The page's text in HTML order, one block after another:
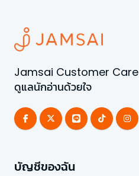
Jamsai Customer Care
ดูแลนักอ่านด้วยใจ
บัญชีของฉัน